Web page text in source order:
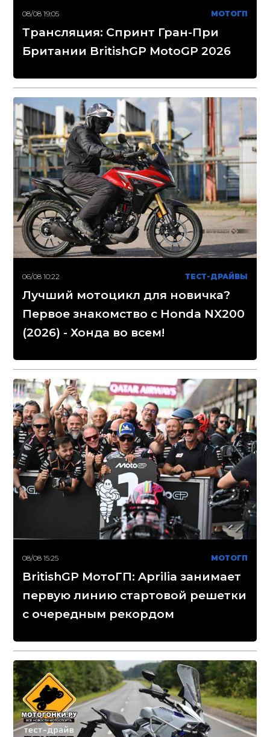
08/08 19:05 МОТОГП
Трансляция: Спринт Гран-При
Британии BritishGP MotoGP 2026
06/08 10:22 ТЕСТ-ДРАЙВЫ
Лучший мотоцикл для новичка?
Первое знакомство с Honda NX200
(2026) - Хонда во всем!
08/08 15:25 МОТОГП
BritishGP МотоГП: Aprilia занимает
первую линию стартовой решетки
с очередным рекордом